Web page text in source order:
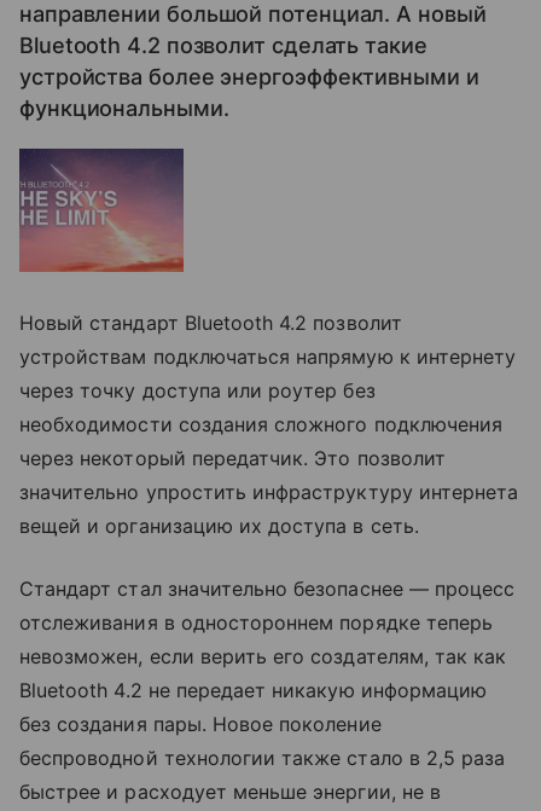
направлении большой потенциал. А новый
Bluetooth 4.2 позволит сделать такие
устройства более энергоэффективными и
функциональными.
Новый стандарт Bluetooth 4.2 позволит
устройствам подключаться напрямую к интернету
через точку доступа или роутер без
необходимости создания сложного подключения
через некоторый передатчик. Это позволит
значительно упростить инфраструктуру интернета
вещей и организацию их доступа в сеть.
Стандарт стал значительно безопаснее — процесс
отслеживания в одностороннем порядке теперь
невозможен, если верить его создателям, так как
Bluetooth 4.2 не передает никакую информацию
без создания пары. Новое поколение
беспроводной технологии также стало в 2,5 раза
быстрее и расходует меньше энергии, не в